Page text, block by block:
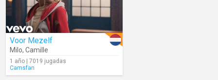
Voor Mezelf
Milo, Camille
1 año | 7019 jugadas
Camsfan